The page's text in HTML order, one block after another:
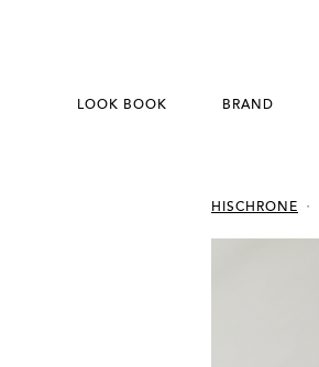
LOOK BOOK BRAND
HISCHRONE